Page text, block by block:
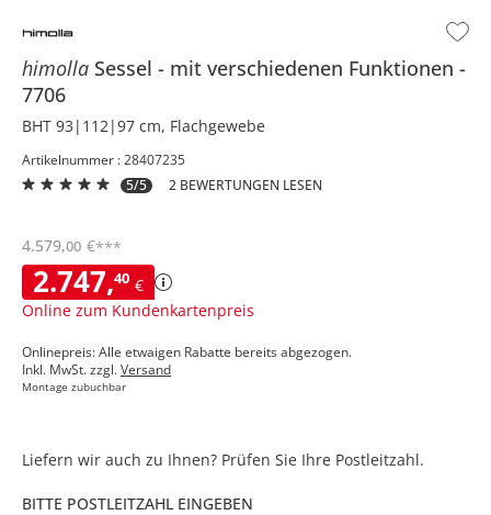
himolla Sessel
mit verschiedenen Funktionen
7706
BHT 93|112|97 cm, Flachgewebe
Artikelnummer : 28407235
5/5
2 BEWERTUNGEN LESEN
2.747,40 €
Online zum Kundenkartenpreis
4.579,00 €***
Onlinepreis: Alle etwaigen Rabatte bereits abgezogen.
Inkl. MwSt. zzgl.Versand
Montage zubuchbar
Liefern wir auch zu Ihnen? Prüfen Sie Ihre Postleitzahl.
BITTE POSTLEITZAHL EINGEBEN